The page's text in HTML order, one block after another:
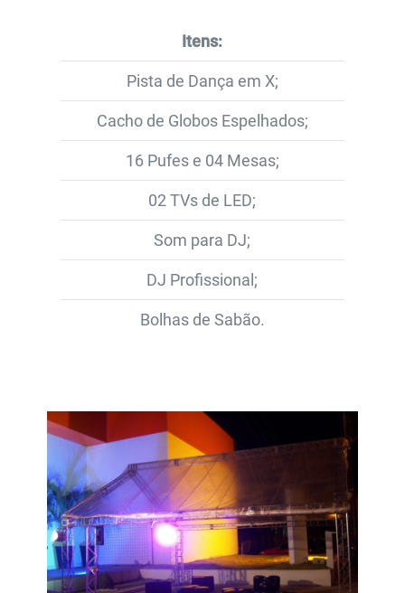
Itens:
Pista de Dança em X;
Cacho de Globos Espelhados;
16 Pufes e 04 Mesas;
02 TVs de LED;
Som para DJ;
DJ Profissional;
Bolhas de Sabão.